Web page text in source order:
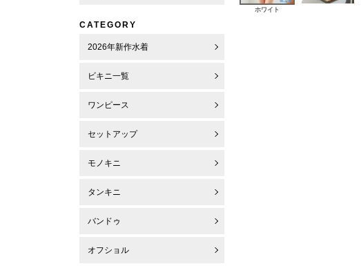
CATEGORY
2026年新作水着
ビキニ一覧
ワンピース
セットアップ
モノキニ
タンキニ
バンドゥ
オフショル
ホワイト